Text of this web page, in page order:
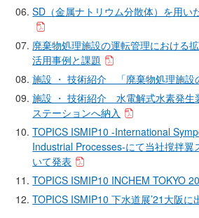
SD（金属ナトリウム分散体）を用い
廃棄物処理施設の運転管理における
活用事例と課題
施設 ・ 技術紹介 「廃棄物処理施設
施設 ・ 技術紹介 水電解式水素発生
ステーションへ納入
TOPICS ISMIP10 -International
Industrial Processes-にて当社撹拌翼
いて発表
TOPICS ISMIP10 INCHEM TOKYO
TOPICS ISMIP10 下水道展’21大阪に